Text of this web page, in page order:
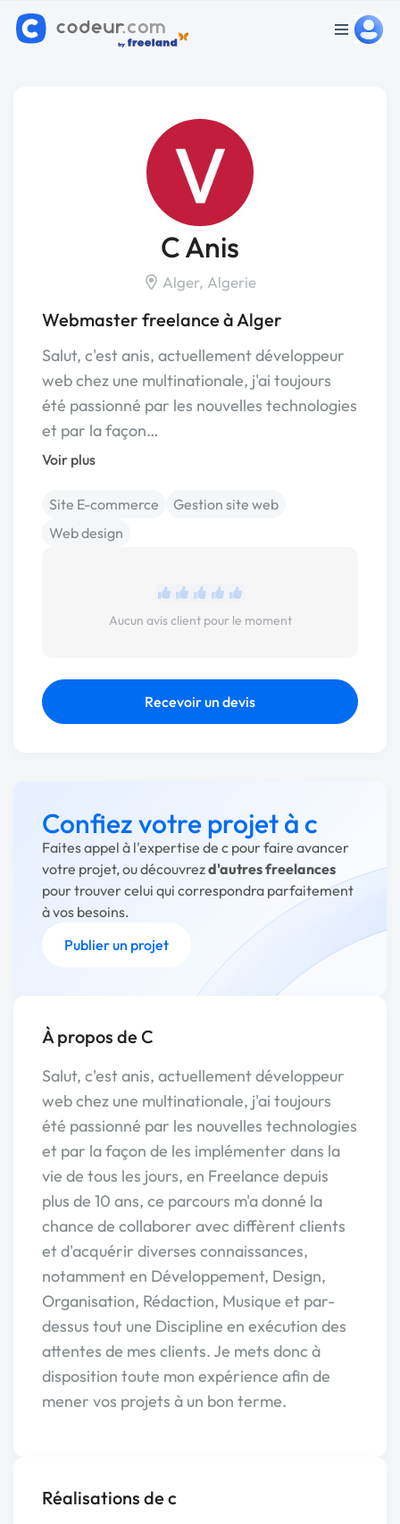
C Anis
Alger, Algerie
Webmaster freelance à Alger
Salut, c'est anis, actuellement développeur
web chez une multinationale, j'ai toujours
été passionné par les nouvelles technologies
et par la façon…
Voir plus
Site E-commerce
Gestion site web
Web design
Aucun avis client pour le moment
Recevoir un devis
Confiez votre projet à c
Faites appel à l'expertise de c pour faire avancer
votre projet, ou découvrezd'autres freelances
pour trouver celui qui correspondra parfaitement
à vos besoins.
Publier un projet
À propos de C
Salut, c'est anis, actuellement développeur
web chez une multinationale, j'ai toujours
été passionné par les nouvelles technologies
et par la façon de les implémenter dans la
vie de tous les jours, en Freelance depuis
plus de 10 ans, ce parcours m'a donné la
chance de collaborer avec diffèrent clients
et d'acquérir diverses connaissances,
notamment en Développement, Design,
Organisation, Rédaction, Musique et par-
dessus tout une Discipline en exécution des
attentes de mes clients. Je mets donc à
disposition toute mon expérience afin de
mener vos projets à un bon terme.
Réalisations de c